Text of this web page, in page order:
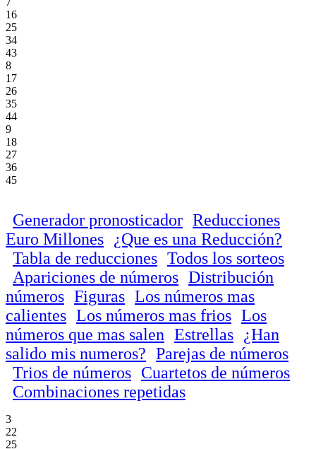
16
25
34
43
8
17
26
35
44
9
18
27
36
45
Generador pronosticador Reducciones
Euro Millones
¿Que es una Reducción?
Tabla de reducciones Todos los sorteos
Apariciones de números Distribución
números Figuras Los números mas
calientes Los números mas frios Los
números que mas salen Estrellas
¿Han
salido mis numeros? Parejas de números
Trios de números Cuartetos de números
Combinaciones repetidas
3
22
25